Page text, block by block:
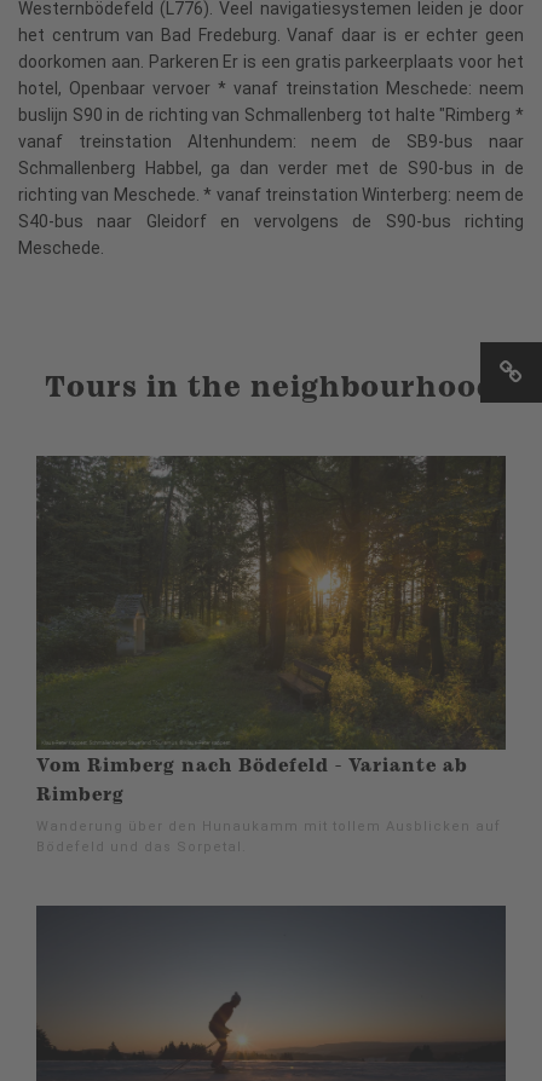
Westernbödefeld (L776). Veel navigatiesystemen leiden je door
het centrum van Bad Fredeburg. Vanaf daar is er echter geen
doorkomen aan. Parkeren Er is een gratis parkeerplaats voor het
hotel, Openbaar vervoer * vanaf treinstation Meschede: neem
buslijn S90 in de richting van Schmallenberg tot halte "Rimberg *
vanaf treinstation Altenhundem: neem de SB9-bus naar
Schmallenberg Habbel, ga dan verder met de S90-bus in de
richting van Meschede. * vanaf treinstation Winterberg: neem de
S40-bus naar Gleidorf en vervolgens de S90-bus richting
Meschede.
Tours in the neighbourhood
Vom Rimberg nach Bödefeld - Variante ab
Rimberg
Wanderung über den Hunaukamm mit tollem Ausblicken auf
Bödefeld und das Sorpetal.